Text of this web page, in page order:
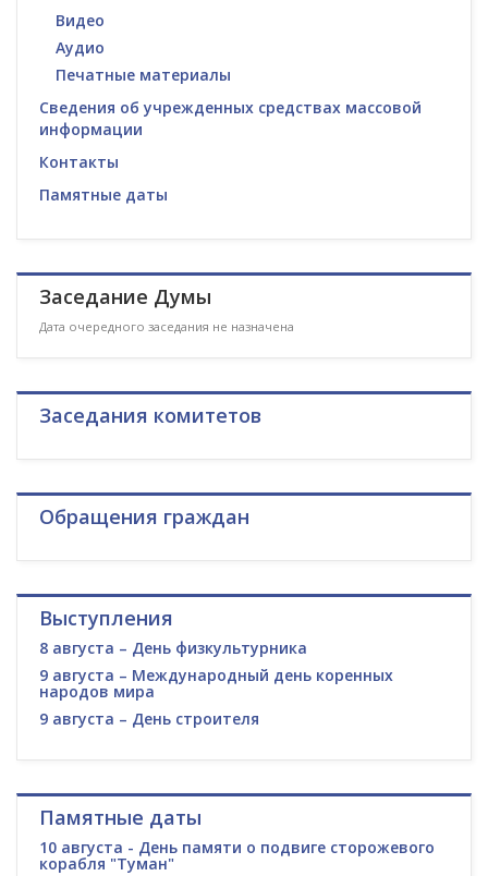
Видео
Аудио
Печатные материалы
Сведения об учрежденных средствах массовой
информации
Контакты
Памятные даты
Заседание Думы
Дата очередного заседания не назначена
Заседания комитетов
Обращения граждан
Выступления
8 августа – День физкультурника
9 августа – Международный день коренных
народов мира
9 августа – День строителя
Памятные даты
10 августа - День памяти о подвиге сторожевого
корабля "Туман"